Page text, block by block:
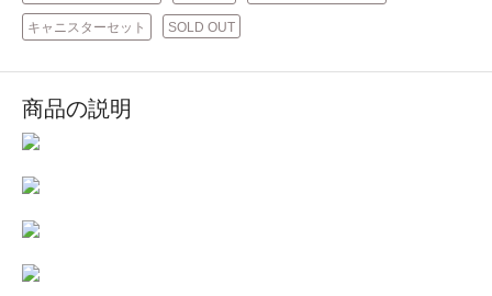
キャニスターセット SOLD OUT
商品の説明